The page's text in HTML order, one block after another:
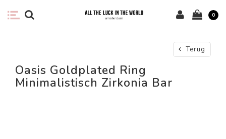
0
Terug
Oasis Goldplated Ring
Minimalistisch Zirkonia Bar